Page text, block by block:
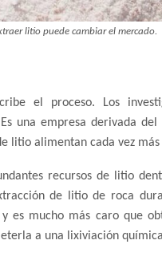
litio puede cambiar el mercado.
el proceso. Los
una empresa derivada
litio alimentan cada vez
recursos de litio
de litio de roca
es mucho más caro que
a una lixiviación